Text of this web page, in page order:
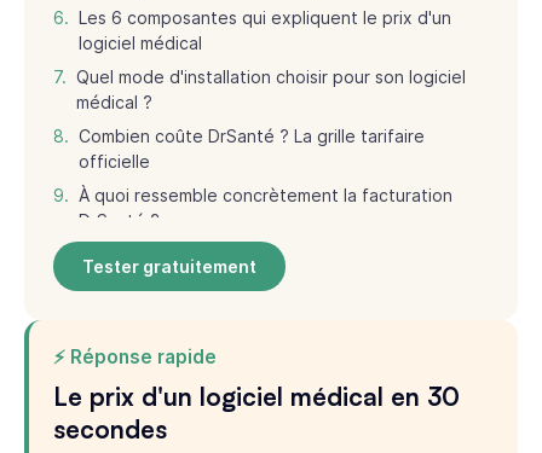
Les 6 composantes qui expliquent le prix d'un
logiciel médical
Quel mode d'installation choisir pour son logiciel
médical ?
Combien coûte DrSanté ? La grille tarifaire
officielle
À quoi ressemble concrètement la facturation
DrSanté ?
Ce que les praticiens disent du prix de DrSanté
Tout ce que vous voulez savoir
Tester gratuitement
⚡ Réponse rapide
Le prix d'un logiciel médical en 30
secondes